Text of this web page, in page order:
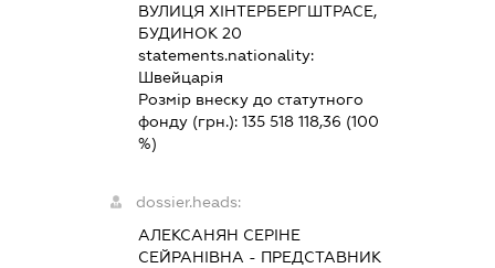
ВУЛИЦЯ ХІНТЕРБЕРГШТРАСЕ,
БУДИНОК 20
statements.nationality:
Швейцарія
Розмір внеску до статутного
фонду (грн.):135 518 118,36 (100
%)
dossier.heads:
АЛЕКСАНЯН СЕРІНЕ
СЕЙРАНІВНА - ПРЕДСТАВНИК